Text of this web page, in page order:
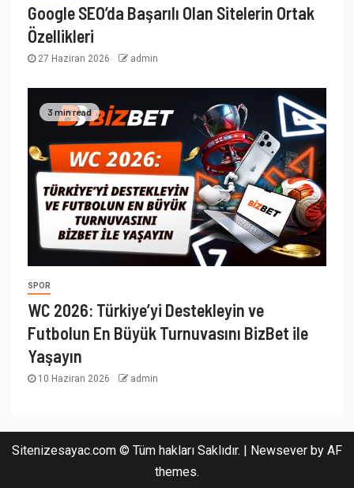
Google SEO’da Başarılı Olan Sitelerin Ortak
Özellikleri
27 Haziran 2026 admin
3 min read
SPOR
WC 2026: Türkiye’yi Destekleyin ve
Futbolun En Büyük Turnuvasını BizBet ile
Yaşayın
10 Haziran 2026 admin
Sitenizesayac.com © Tüm hakları Saklıdır. | Newsever by AF
themes.